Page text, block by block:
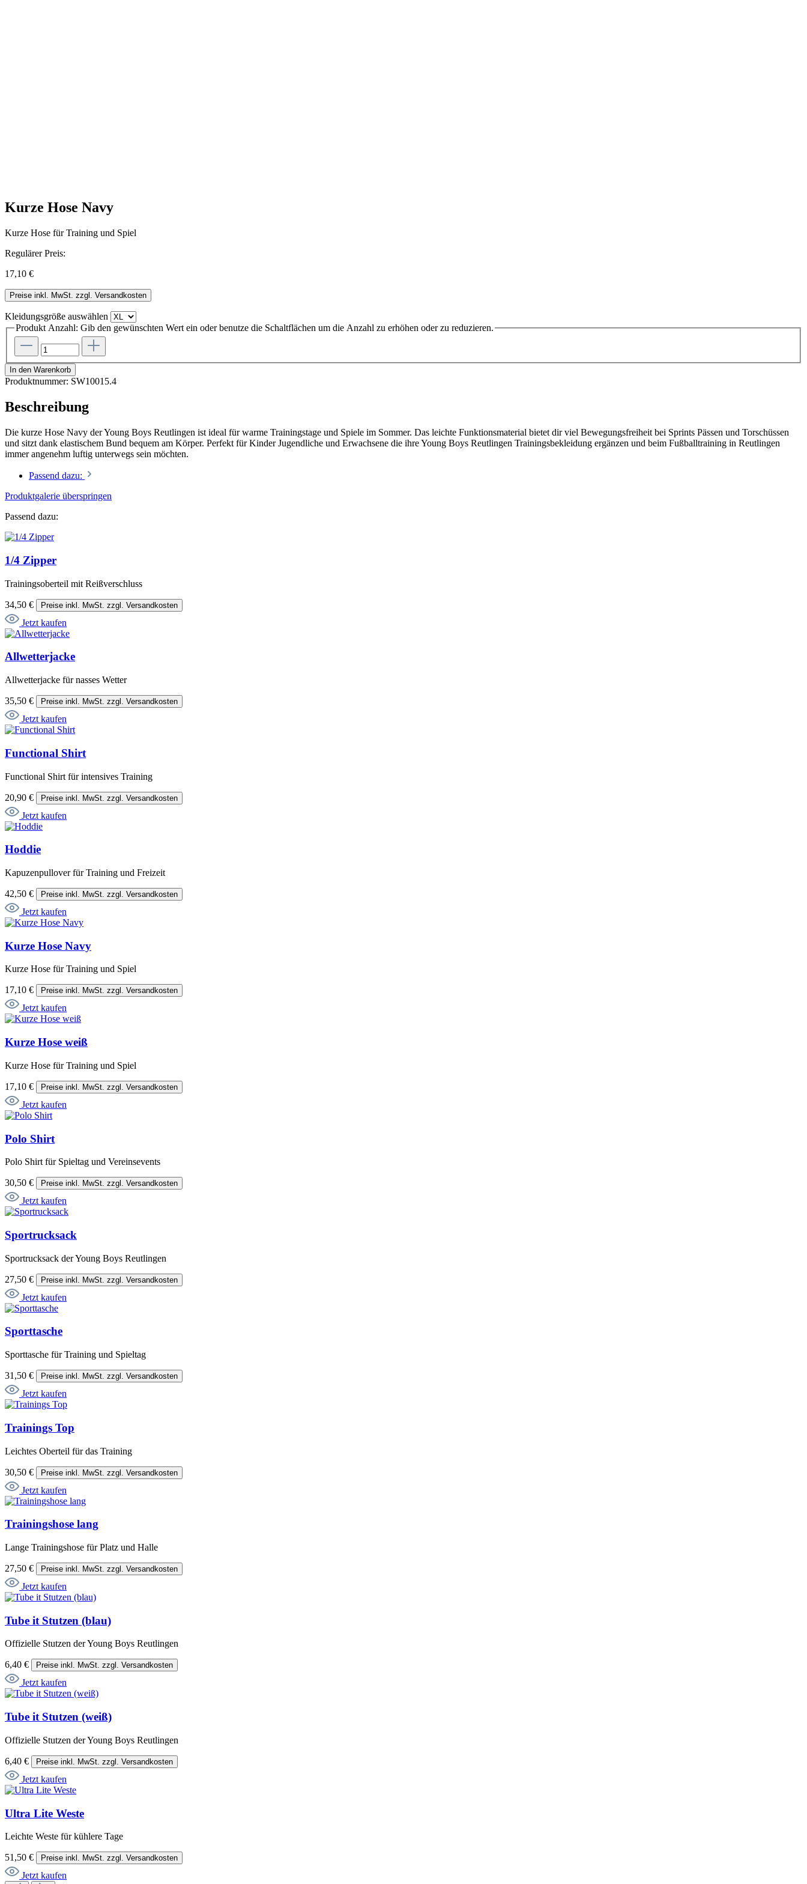
Kurze Hose Navy
Kurze Hose für Training und Spiel
Regulärer Preis:
17,10 €
Preise inkl. MwSt. zzgl. Versandkosten
Kleidungsgröße auswählen
Produkt Anzahl: Gib den gewünschten Wert ein oder benutze die Schaltflächen um die Anzahl zu erhöhen oder zu reduzieren.
In den Warenkorb
Produktnummer: SW10015.4
Beschreibung
Die kurze Hose Navy der Young Boys Reutlingen ist ideal für warme Trainingstage und Spiele im Sommer. Das leichte Funktionsmaterial bietet dir viel Bewegungsfreiheit bei Sprints Pässen und Torschüssen
und sitzt dank elastischem Bund bequem am Körper. Perfekt für Kinder Jugendliche und Erwachsene die ihre Young Boys Reutlingen Trainingsbekleidung ergänzen und beim Fußballtraining in Reutlingen
immer angenehm luftig unterwegs sein möchten.
Passend dazu:
Produktgalerie überspringen
Passend dazu:
1/4 Zipper
Trainingsoberteil mit Reißverschluss
34,50 € Preise inkl. MwSt. zzgl. Versandkosten
Jetzt kaufen
Allwetterjacke
Allwetterjacke für nasses Wetter
35,50 € Preise inkl. MwSt. zzgl. Versandkosten
Jetzt kaufen
Functional Shirt
Functional Shirt für intensives Training
20,90 € Preise inkl. MwSt. zzgl. Versandkosten
Jetzt kaufen
Hoddie
Kapuzenpullover für Training und Freizeit
42,50 € Preise inkl. MwSt. zzgl. Versandkosten
Jetzt kaufen
Kurze Hose Navy
Kurze Hose für Training und Spiel
17,10 € Preise inkl. MwSt. zzgl. Versandkosten
Jetzt kaufen
Kurze Hose weiß
Kurze Hose für Training und Spiel
17,10 € Preise inkl. MwSt. zzgl. Versandkosten
Jetzt kaufen
Polo Shirt
Polo Shirt für Spieltag und Vereinsevents
30,50 € Preise inkl. MwSt. zzgl. Versandkosten
Jetzt kaufen
Sportrucksack
Sportrucksack der Young Boys Reutlingen
27,50 € Preise inkl. MwSt. zzgl. Versandkosten
Jetzt kaufen
Sporttasche
Sporttasche für Training und Spieltag
31,50 € Preise inkl. MwSt. zzgl. Versandkosten
Jetzt kaufen
Trainings Top
Leichtes Oberteil für das Training
30,50 € Preise inkl. MwSt. zzgl. Versandkosten
Jetzt kaufen
Trainingshose lang
Lange Trainingshose für Platz und Halle
27,50 € Preise inkl. MwSt. zzgl. Versandkosten
Jetzt kaufen
Tube it Stutzen (blau)
Offizielle Stutzen der Young Boys Reutlingen
6,40 € Preise inkl. MwSt. zzgl. Versandkosten
Jetzt kaufen
Tube it Stutzen (weiß)
Offizielle Stutzen der Young Boys Reutlingen
6,40 € Preise inkl. MwSt. zzgl. Versandkosten
Jetzt kaufen
Ultra Lite Weste
Leichte Weste für kühlere Tage
51,50 € Preise inkl. MwSt. zzgl. Versandkosten
Jetzt kaufen